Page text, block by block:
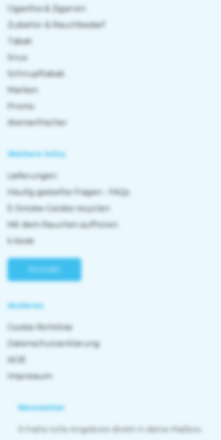
Cigarillos & Zigarren
Zubehör & Rauchbedarf
Tabak
Snus
Schnupftabak
Marken
Promo
Atemerfrischer
Weitere Infos
Lieferungen
Häufig gestellte Fragen - FAQs
E-Smoke-Geräte recyclen
Mit dem Rauchen aufhören
k kiosk
Kontakt
Anderes
Cookie Richtlinie
Datenschutzerklärung
AGB
Impressum
Newsletter
Erhalte tolle Angebote direkt in deine Mailbox.